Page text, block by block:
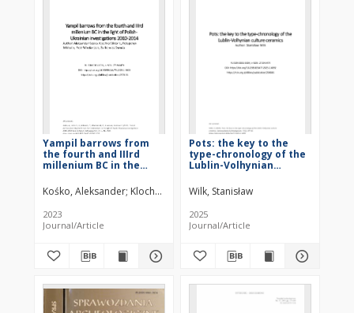
Yampil barrows from
the fourth and IIIrd
millenium BC in the
Ukrainian
investigations 2010-
2014
Kośko, Aleksander Klochko, Viktor I. Potupchyk, Mikhailo
2023
Journal/Article
Pots: the key to the
type-chronology of the
Lublin-Volhynian
Wilk, Stanisław
2025
Journal/Article